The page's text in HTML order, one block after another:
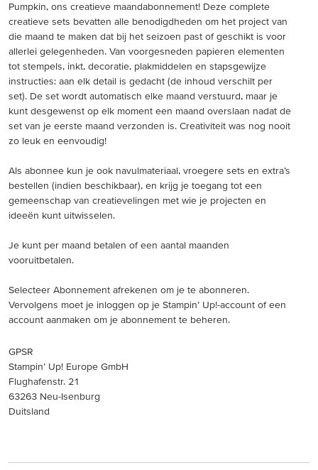
Pumpkin, ons creatieve maandabonnement! Deze complete
creatieve sets bevatten alle benodigdheden om het project van
die maand te maken dat bij het seizoen past of geschikt is voor
allerlei gelegenheden. Van voorgesneden papieren elementen
tot stempels, inkt, decoratie, plakmiddelen en stapsgewijze
instructies: aan elk detail is gedacht (de inhoud verschilt per
set). De set wordt automatisch elke maand verstuurd, maar je
kunt desgewenst op elk moment een maand overslaan nadat de
set van je eerste maand verzonden is. Creativiteit was nog nooit
zo leuk en eenvoudig!
Als abonnee kun je ook navulmateriaal, vroegere sets en extra’s
bestellen (indien beschikbaar), en krijg je toegang tot een
gemeenschap van creatievelingen met wie je projecten en
ideeën kunt uitwisselen.
Je kunt per maand betalen of een aantal maanden
vooruitbetalen.
Selecteer Abonnement afrekenen om je te abonneren.
Vervolgens moet je inloggen op je Stampin’ Up!-account of een
account aanmaken om je abonnement te beheren.
GPSR
Stampin’ Up! Europe GmbH
Flughafenstr. 21
63263 Neu-Isenburg
Duitsland